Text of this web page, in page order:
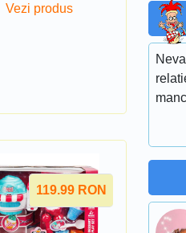
Vezi produs
119.99 RON